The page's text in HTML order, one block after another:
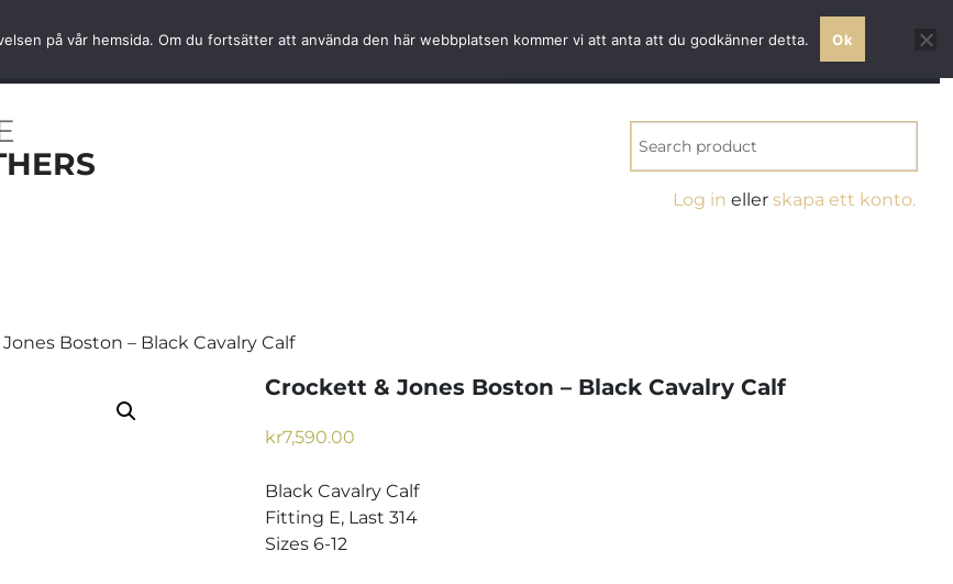
Log in eller skapa ett konto.
Boston – Black Cavalry Calf
Crockett & Jones Boston – Black Cavalry Calf
kr7,590.00
Black Cavalry Calf
Fitting E, Last 314
Sizes 6-12
på vår hemsida. Om du fortsätter att använda den här webbplatsen kommer vi att anta att du godkänner detta. Ok